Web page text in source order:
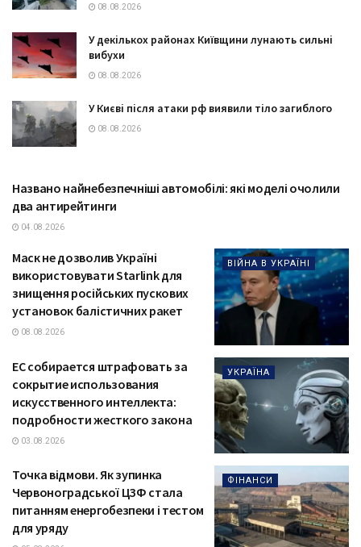
08.08.2026
У декількох районах Київщини лунають сильні
вибухи
08.08.2026
У Києві після атаки рф виявили тіло загиблого
08.08.2026
ТЕХНОЛОГІЇ
Названо найнебезпечніші автомобілі: які моделі очолили
два антирейтинги
04.08.2026
ВІЙНА В УКРАЇНІ
Маск не дозволив Україні
використовувати Starlink для
знищення російських пускових
установок балістичних ракет
08.08.2026
УКРАЇНА
ЕС собирается штрафовать за
сокрытие использования
искусственного интеллекта:
подробности жесткого закона
03.08.2026
ФІНАНСИ
Точка відмови. Як зупинка
Червоноградської ЦЗФ стала
питанням енергобезпеки і тестом
для уряду